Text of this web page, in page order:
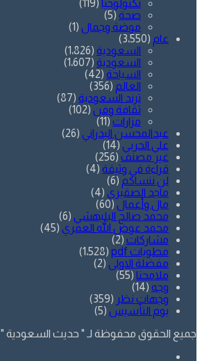
تكنولوجيا (119)
صحة (5)
موضة وجمال (1)
عام (3٬550)
السعودية (1٬826)
السعودية (1٬607)
السياحة (42)
العالم (356)
ترند السعودية (87)
ثقافة وفن (102)
مزارات (11)
عبدالمحسن البدراني (26)
علي الحربي (14)
غير مصنف (256)
قراءة في وثيقة (4)
لن ننساكم (6)
ماجد الصقيري (4)
مال وأعمال (60)
محمد صالح البليهشي (6)
محمد عوض الله العمري (45)
مشاركات (2)
مطويات pdf
(1٬528)
مفضلة الاولى (2)
ملامحنا (55)
وجه (14)
وجهات نظر (359)
يوم التأسيس (5)
جميع الحقوق محفوظة لـ " حديث السعودية " 2025 ©